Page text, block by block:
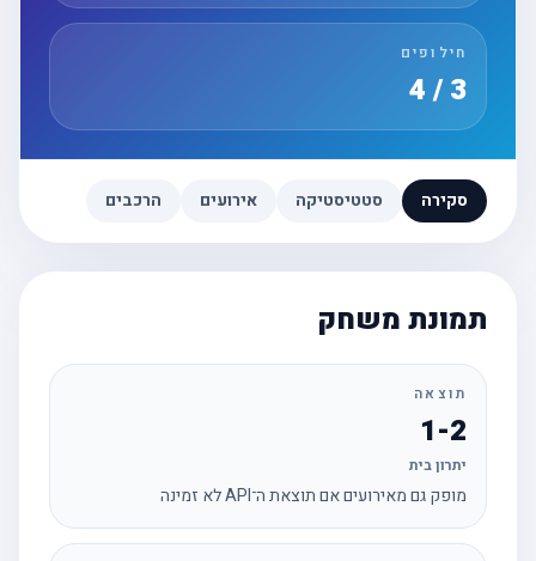
חילופים
3 / 4
סקירה סטטיסטיקה אירועים הרכבים
תמונת משחק
תוצאה
1-2
יתרון בית
מופק גם מאירועים אם תוצאת ה־API לא זמינה